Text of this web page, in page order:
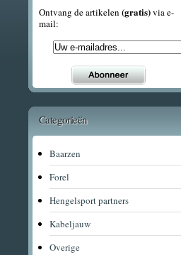
Ontvang de artikelen (gratis)via e-
mail:
Categorieën
Baarzen
Forel
Hengelsport partners
Kabeljauw
Overige